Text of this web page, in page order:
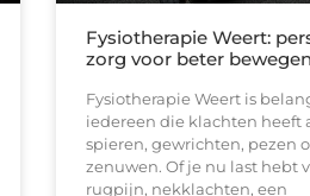
Fysiotherapie Weert:
zorg voor beter bewegen
Fysiotherapie Weert is
iedereen die klachten heeft
spieren, gewrichten, pezen
zenuwen. Of je nu last hebt
rugpijn, nekklachten, een